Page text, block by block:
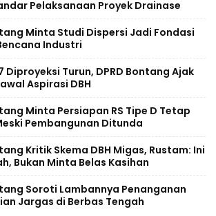
Pelaksanaan Proyek Drainase
Minta Studi Dispersi Jadi Fondasi
Industri
Diproyeksi Turun, DPRD Bontang Ajak
Aspirasi DBH
Minta Persiapan RS Tipe D Tetap
Pembangunan Ditunda
Kritik Skema DBH Migas, Rustam: Ini
Bukan Minta Belas Kasihan
Soroti Lambannya Penanganan
Jargas di Berbas Tengah